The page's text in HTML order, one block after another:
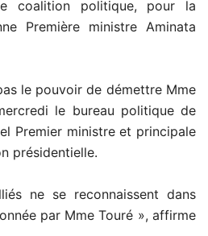
coalition politique, pour la
Première ministre Aminata
le pouvoir de démettre Mme
le bureau politique de
Premier ministre et principale
présidentielle.
ne se reconnaissent dans
par Mme Touré », affirme